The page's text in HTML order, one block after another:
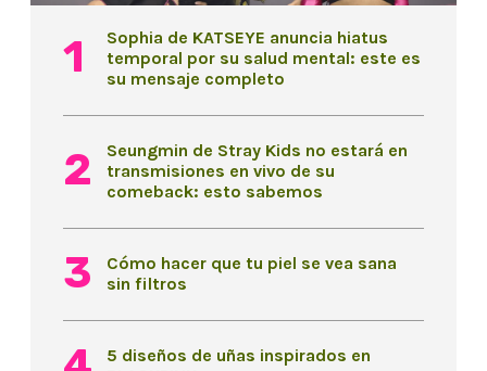
Sophia de KATSEYE anuncia hiatus
temporal por su salud mental: este es
su mensaje completo
Seungmin de Stray Kids no estará en
transmisiones en vivo de su
comeback: esto sabemos
Cómo hacer que tu piel se vea sana
sin filtros
5 diseños de uñas inspirados en